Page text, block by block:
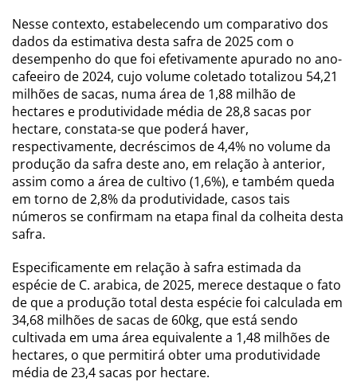
Nesse contexto, estabelecendo um comparativo dos
dados da estimativa desta safra de 2025 com o
desempenho do que foi efetivamente apurado no ano-
cafeeiro de 2024, cujo volume coletado totalizou 54,21
milhões de sacas, numa área de 1,88 milhão de
hectares e produtividade média de 28,8 sacas por
hectare, constata-se que poderá haver,
respectivamente, decréscimos de 4,4% no volume da
produção da safra deste ano, em relação à anterior,
assim como a área de cultivo (1,6%), e também queda
em torno de 2,8% da produtividade, casos tais
números se confirmam na etapa final da colheita desta
safra.
Especificamente em relação à safra estimada da
espécie de C. arabica, de 2025, merece destaque o fato
de que a produção total desta espécie foi calculada em
34,68 milhões de sacas de 60kg, que está sendo
cultivada em uma área equivalente a 1,48 milhões de
hectares, o que permitirá obter uma produtividade
média de 23,4 sacas por hectare.